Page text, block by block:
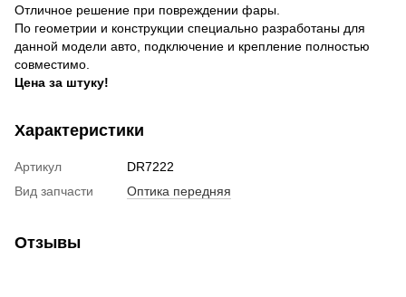
Отличное решение при повреждении фары.
По геометрии и конструкции специально разработаны для
данной модели авто, подключение и крепление полностью
совместимо.
Цена за штуку!
Характеристики
Артикул
DR7222
Вид запчасти
Оптика передняя
Отзывы